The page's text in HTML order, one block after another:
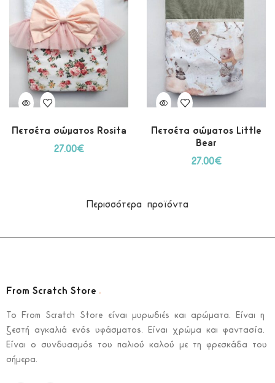
Πετσέτα σώματος Rosita
27.00€
Πετσέτα σώματος Little
Bear
27.00€
Περισσότερα προϊόντα
From Scratch Store .
To From Scratch Store είναι μυρωδιές και αρώματα. Είναι η
ζεστή αγκαλιά ενός υφάσματος. Είναι χρώμα και φαντασία.
Είναι ο συνδυασμός του παλιού καλού με τη φρεσκάδα του
σήμερα.